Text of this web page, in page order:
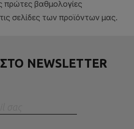
ΣΤΟ NEWSLETTER